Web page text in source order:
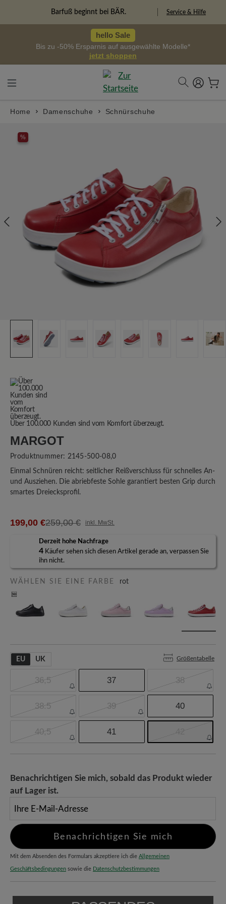
Barfuß beginnt bei BÄR. Service & Hilfe
hello Sale
Bis zu -50% Ersparnis auf ausgewählte Modelle*
jetzt shoppen
Home Damenschuhe Schnürschuhe
%
Über 100.000 Kunden sind vom Komfort überzeugt.
MARGOT
Produktnummer: 2145-500-08,0
Einmal Schnüren reicht: seitlicher Reißverschluss für schnelles An-
und Ausziehen. Die abriebfeste Sohle garantiert besten Grip durch
smartes Dreiecksprofil.
199,00 €259,00 € inkl. MwSt.
Derzeit hohe Nachfrage
4 Käufer sehen sich diesen Artikel gerade an, verpassen Sie
ihn nicht.
WÄHLEN SIE EINE FARBE rot
EU UK Größentabelle
36,5 37 38
38.5 39 40
40,5 41
Benachrichtigen Sie mich, sobald das Produkt wieder
auf Lager ist.
Benachrichtigen Sie mich
Mit dem Absenden des Formulars akzeptiere ich die Allgemeinen
Geschäftsbedingungen sowie die Datenschutzbestimmungen